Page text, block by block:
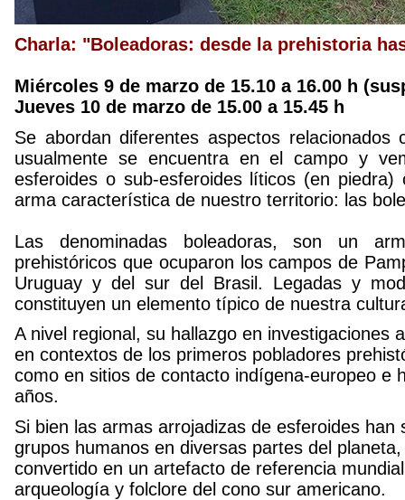
Charla: "Boleadoras: desde la prehistoria
Miércoles 9 de marzo de 15.10 a 16.00 h
Jueves 10 de marzo de 15.00 a 15.45 h
Se abordan diferentes aspectos
usualmente se encuentra en el campo y
esferoides o sub-esferoides líticos (en
arma característica de nuestro territorio: las
Las denominadas boleadoras, son un
prehistóricos que ocuparon los campos de
Uruguay y del sur del Brasil. Legadas y
constituyen un elemento típico de nuestra
A nivel regional, su hallazgo en investigaciones
en contextos de los primeros pobladores
como en sitios de contacto indígena-europeo e
años.
Si bien las armas arrojadizas de esferoides han
grupos humanos en diversas partes del
convertido en un artefacto de referencia
arqueología y folclore del cono sur americano.